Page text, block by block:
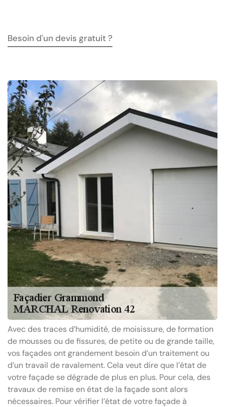
Besoin d'un devis gratuit ?
Avec des traces d’humidité, de moisissure, de formation
de mousses ou de fissures, de petite ou de grande taille,
vos façades ont grandement besoin d’un traitement ou
d’un travail de ravalement. Cela veut dire que l’état de
votre façade se dégrade de plus en plus. Pour cela, des
travaux de remise en état de la façade sont alors
nécessaires. Pour vérifier l’état de votre façade à